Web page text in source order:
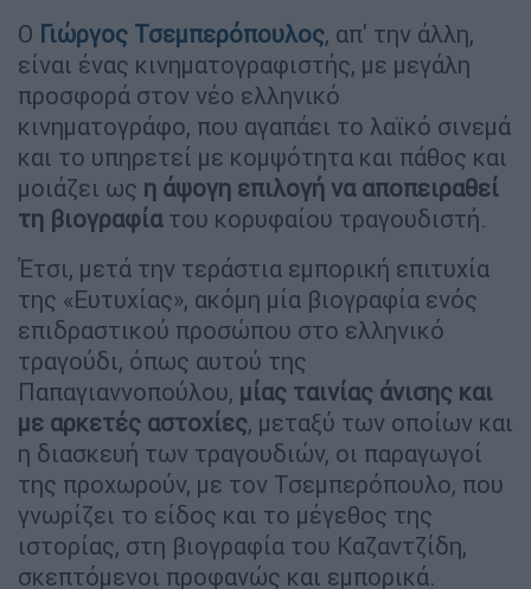
Ο Γιώργος Τσεμπερόπουλος, απ' την άλλη,
είναι ένας κινηματογραφιστής, με μεγάλη
προσφορά στον νέο ελληνικό
κινηματογράφο, που αγαπάει το λαϊκό σινεμά
και το υπηρετεί με κομψότητα και πάθος και
μοιάζει ως η άψογη επιλογή να αποπειραθεί
τη βιογραφίατου κορυφαίου τραγουδιστή.
Έτσι, μετά την τεράστια εμπορική επιτυχία
της «Ευτυχίας», ακόμη μία βιογραφία ενός
επιδραστικού προσώπου στο ελληνικό
τραγούδι, όπως αυτού της
Παπαγιαννοπούλου, μίας ταινίας άνισης και
με αρκετές αστοχίες, μεταξύ των οποίων και
η διασκευή των τραγουδιών, οι παραγωγοί
της προχωρούν, με τον Τσεμπερόπουλο, που
γνωρίζει το είδος και το μέγεθος της
ιστορίας, στη βιογραφία του Καζαντζίδη,
σκεπτόμενοι προφανώς και εμπορικά.